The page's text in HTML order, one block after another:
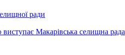
ради
Макарівська селищна рада